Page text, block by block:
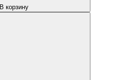
В корзину